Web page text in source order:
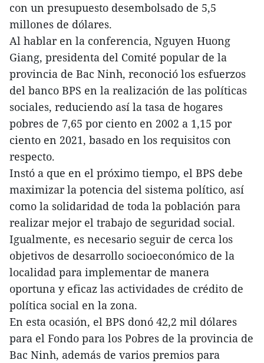
con un presupuesto desembolsado de 5,5
millones de dólares.
Al hablar en la conferencia, Nguyen Huong
Giang, presidenta del Comité popular de la
provincia de Bac Ninh, reconoció los esfuerzos
del banco BPS en la realización de las políticas
sociales, reduciendo así la tasa de hogares
pobres de 7,65 por ciento en 2002 a 1,15 por
ciento en 2021, basado en los requisitos con
respecto.
Instó a que en el próximo tiempo, el BPS debe
maximizar la potencia del sistema político, así
como la solidaridad de toda la población para
realizar mejor el trabajo de seguridad social.
Igualmente, es necesario seguir de cerca los
objetivos de desarrollo socioeconómico de la
localidad para implementar de manera
oportuna y eficaz las actividades de crédito de
política social en la zona.
En esta ocasión, el BPS donó 42,2 mil dólares
para el Fondo para los Pobres de la provincia de
Bac Ninh, además de varios premios para